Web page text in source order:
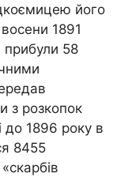
його
1891
прибули 58
з розкопок
до 1896 року в
8455